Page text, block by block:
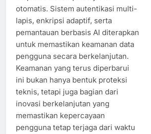
otomatis. Sistem autentikasi multi-
lapis, enkripsi adaptif, serta
pemantauan berbasis AI diterapkan
untuk memastikan keamanan data
pengguna secara berkelanjutan.
Keamanan yang terus diperbarui
ini bukan hanya bentuk proteksi
teknis, tetapi juga bagian dari
inovasi berkelanjutan yang
memastikan kepercayaan
pengguna tetap terjaga dari waktu